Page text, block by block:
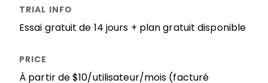
Essai gratuit de 14 jours + plan gratuit disponible
À partir de $10/utilisateur/mois (facturé